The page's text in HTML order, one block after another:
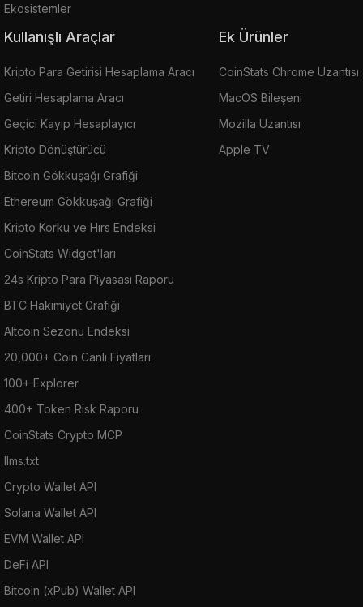
Ekosistemler
Kullanışlı Araçlar
Kripto Para Getirisi Hesaplama Aracı
Getiri Hesaplama Aracı
Geçici Kayıp Hesaplayıcı
Kripto Dönüştürücü
Bitcoin Gökkuşağı Grafiği
Ethereum Gökkuşağı Grafiği
Kripto Korku ve Hırs Endeksi
CoinStats Widget'ları
24s Kripto Para Piyasası Raporu
BTC Hakimiyet Grafiği
Altcoin Sezonu Endeksi
20,000+ Coin Canlı Fiyatları
100+ Explorer
400+ Token Risk Raporu
CoinStats Crypto MCP
llms.txt
Crypto Wallet API
Solana Wallet API
EVM Wallet API
DeFi API
Bitcoin (xPub) Wallet API
Ek Ürünler
CoinStats Chrome Uzantısı
MacOS Bileşeni
Mozilla Uzantısı
Apple TV